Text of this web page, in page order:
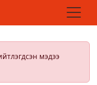
мэдээ